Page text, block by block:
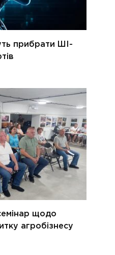
прибрати ШІ-
щодо
агробізнесу